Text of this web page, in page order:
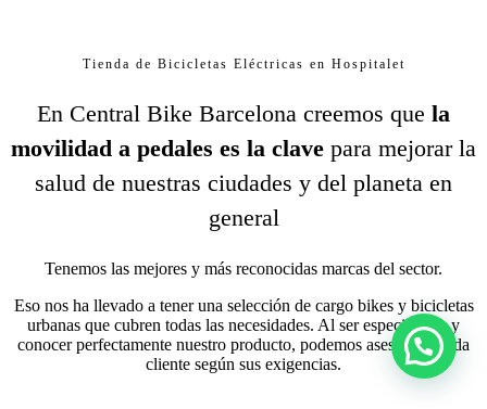
Tienda de Bicicletas Eléctricas en Hospitalet
En Central Bike Barcelona creemos que la
movilidad a pedales es la clave para mejorar la
salud de nuestras ciudades y del planeta en
general
Tenemos las mejores y más reconocidas marcas del sector.
Eso nos ha llevado a tener una selección de cargo bikes y bicicletas
urbanas que cubren todas las necesidades. Al ser especialistas y
conocer perfectamente nuestro producto, podemos asesorar a cada
cliente según sus exigencias.